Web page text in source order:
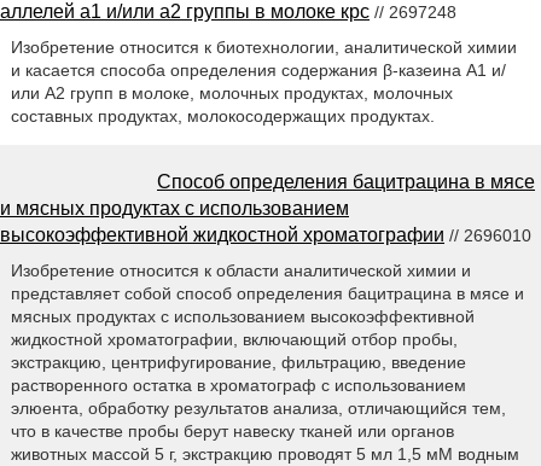
аллелей а1 и/или а2 группы в молоке крс // 2697248
Изобретение относится к биотехнологии, аналитической химии
и касается способа определения содержания β-казеина А1 и/
или А2 групп в молоке, молочных продуктах, молочных
составных продуктах, молокосодержащих продуктах.
Способ определения бацитрацина в мясе
и мясных продуктах с использованием
высокоэффективной жидкостной хроматографии // 2696010
Изобретение относится к области аналитической химии и
представляет собой способ определения бацитрацина в мясе и
мясных продуктах с использованием высокоэффективной
жидкостной хроматографии, включающий отбор пробы,
экстракцию, центрифугирование, фильтрацию, введение
растворенного остатка в хроматограф с использованием
элюента, обработку результатов анализа, отличающийся тем,
что в качестве пробы берут навеску тканей или органов
животных массой 5 г, экстракцию проводят 5 мл 1,5 мМ водным